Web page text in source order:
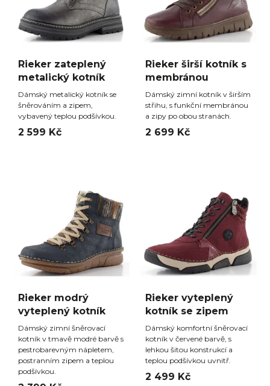
Rieker zateplený
metalický kotník
Dámský metalický kotník se
šněrováním a zipem,
vybavený teplou podšívkou.
2 599 Kč
Rieker širší kotník s
membránou
Dámský zimní kotník v širším
střihu, s funkční membránou
a zipy po obou stranách.
2 699 Kč
Rieker modrý
vyteplený kotník
Dámský zimní šněrovací
kotník v tmavě modré barvě s
pestrobarevným nápletem,
postranním zipem a teplou
podšívkou.
Rieker vyteplený
kotník se zipem
Dámský komfortní šněrovací
kotník v červené barvě, s
lehkou šitou konstrukcí a
teplou podšívkou uvnitř.
2 499 Kč